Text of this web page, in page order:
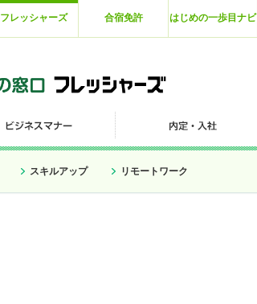
フレッシャーズ 合宿免許 はじめの一歩目ナビ
スキルアップ リモートワーク